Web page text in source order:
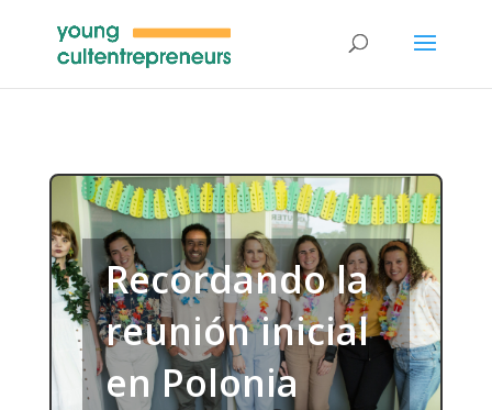
Recordando la
reunión inicial
en Polonia